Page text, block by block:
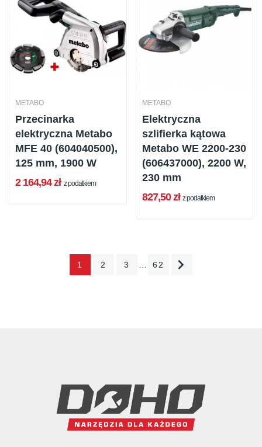
METABO
Przecinarka
elektryczna Metabo
MFE 40 (604040500),
125 mm, 1900 W
2 164,94 zł z podatkiem
METABO
Elektryczna
szlifierka kątowa
Metabo WE 2200-230
(606437000), 2200 W,
230 mm
827,50 zł z podatkiem
1 2 3 62 